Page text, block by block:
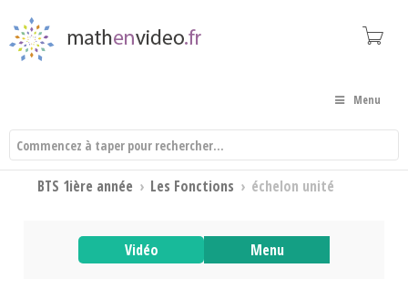
Menu
BTS 1ière année › Les Fonctions › échelon unité
Vidéo Menu